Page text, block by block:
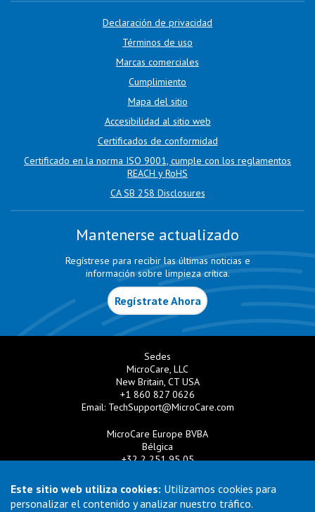
Este sitio web utiliza cookies: Utilizamos cookies para
personalizar el contenido y analizar nuestro tráfico.
Declaración de privacidad
Términos de uso
Marcas comerciales
Cumplimiento
Mapa del sitio
Accesibilidad al sitio web
Certificados de conformidad
Certificado en la norma ISO 9001, cumple con los reglamentos
REACH y RoHS
CA SB 258 Disclosures
Mantenerse actualizado
Regístrese para recibir las últimas noticias e
información sobre limpieza crítica.
Regístrate Ahora
Sedes
MicroCare, LLC
New Britain, CT USA
+1 860 827 0626
Email: TechSupport@MicroCare.com
MicroCare Europe BVBA
Bélgica
+32 2 251 95 05
MicroCare U.K. Ltd